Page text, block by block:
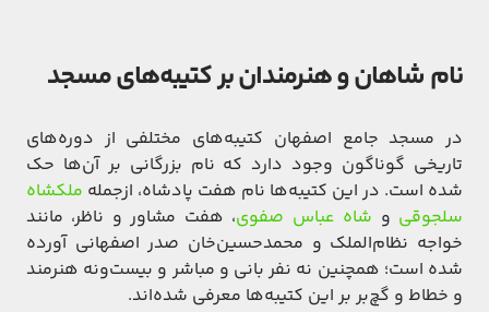
نام شاهان و هنرمندان بر کتیبه‌های مسجد
در مسجد جامع اصفهان کتیبه‌های مختلفی از دوره‌های
تاریخی گوناگون وجود دارد که نام بزرگانی بر آن‌ها حک
شده است. در این کتیبه‌ها نام هفت پادشاه، ازجمله ملکشاه
سلجوقی و شاه عباس صفوی، هفت مشاور و ناظر، مانند
خواجه نظام‌الملک و محمد‌حسین‌خان صدر اصفهانی آورده
شده است؛ همچنین نه نفر بانی و مباشر و بیست‌ونه هنرمند
و خطاط و گچ‌بر بر این کتیبه‌ها معرفی شده‌اند.